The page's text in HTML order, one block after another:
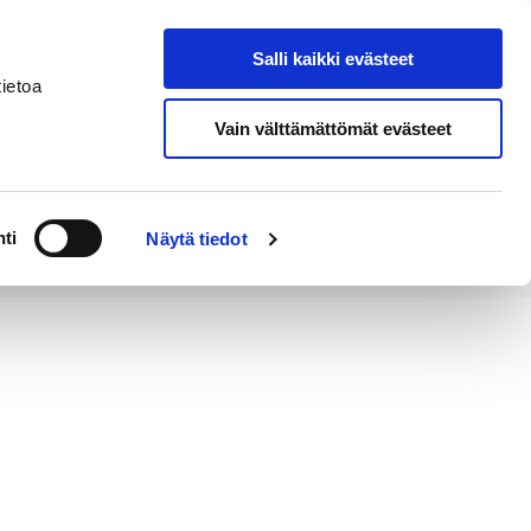
Näytä tiedot
Salli kaikki evästeet
Vain välttämättömät evästeet
Hae sivustolta